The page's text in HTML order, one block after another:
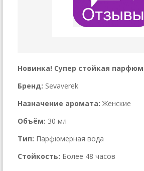
Новинка! Супер стойкая
Бренд: Sevaverek
Назначение аромата: Женские
Объём: 30 мл
Тип: Парфюмерная вода
Стойкость: Более 48 часов